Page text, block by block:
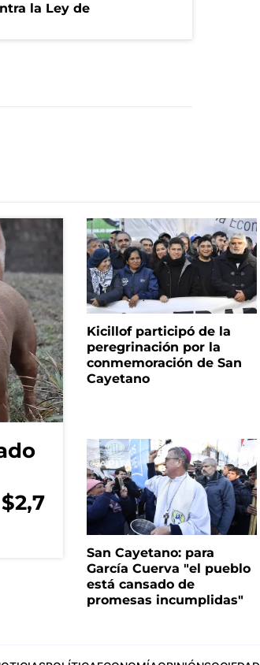
la Ley de
Kicillof participó de la
peregrinación por la
conmemoración de San
Cayetano
San Cayetano: para
García Cuerva "el pueblo
está cansado de
promesas incumplidas"